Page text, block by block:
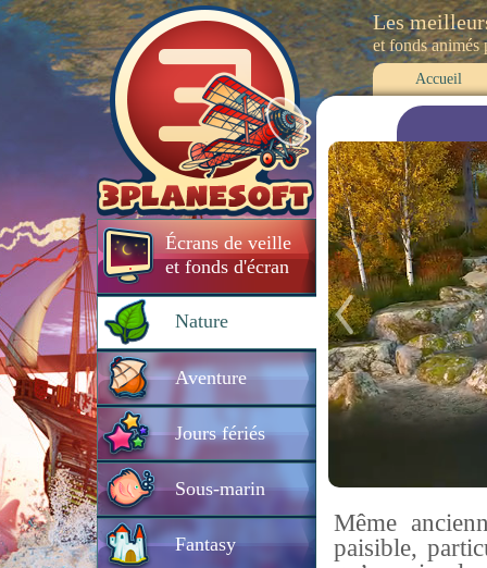
Écrans de veille
et fonds d'écran
Nature
Aventure
Jours fériés
Sous-marin
Fantasy
Les
et fonds
Accueil
Même
paisible,